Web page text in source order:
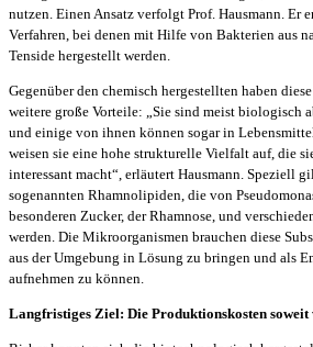
nutzen. Einen Ansatz verfolgt Prof. Hausmann. Er
Verfahren, bei denen mit Hilfe von Bakterien aus
Tenside hergestellt werden.
Gegenüber den chemisch hergestellten haben
weitere große Vorteile: „Sie sind meist biologisch
und einige von ihnen können sogar in
weisen sie eine hohe strukturelle Vielfalt auf, die
interessant macht“, erläutert Hausmann. Speziell
sogenannten Rhamnolipiden, die von
besonderen Zucker, der Rhamnose, und
werden. Die Mikroorganismen brauchen diese
aus der Umgebung in Lösung zu bringen und als
aufnehmen zu können.
Langfristiges Ziel: Die Produktionskosten soweit